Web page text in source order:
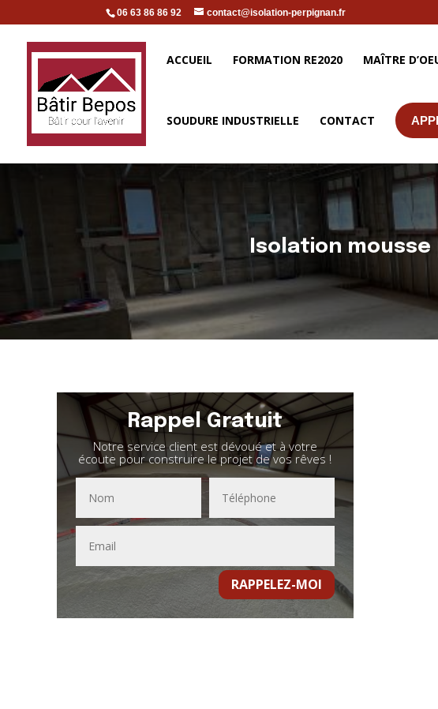
06 63 86 86 92 contact@isolation-perpignan.fr
ACCUEIL FORMATION RE2020 MAÎTRE
SOUDURE INDUSTRIELLE CONTACT
Isolation
Rappel Gratuit
Notre service client est dévoué et à votre
écoute pour construire le projet de vos rêves !
RAPPELEZ-MOI